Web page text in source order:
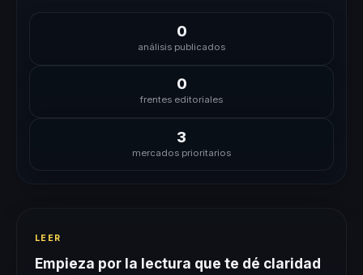
0
análisis publicados
0
frentes editoriales
3
mercados prioritarios
LEER
Empieza por la lectura que te dé claridad